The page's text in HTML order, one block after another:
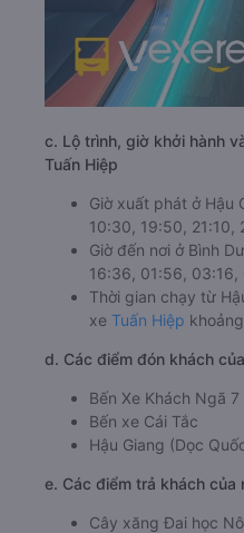
c. Lộ trình, giờ khởi hành
Tuấn Hiệp
Giờ xuất phát ở Hậu
10:30, 19:50, 21:10,
Giờ đến nơi ở Bình
16:36, 01:56,
Thời gian chạy từ
xe Tuấn Hiệp
d. Các điểm đón khách
Bến Xe Khách Ngã 7
Bến xe Cái Tắc
Hậu Giang (Dọc
e. Các điểm trả khách của
Cây xăng Đai học